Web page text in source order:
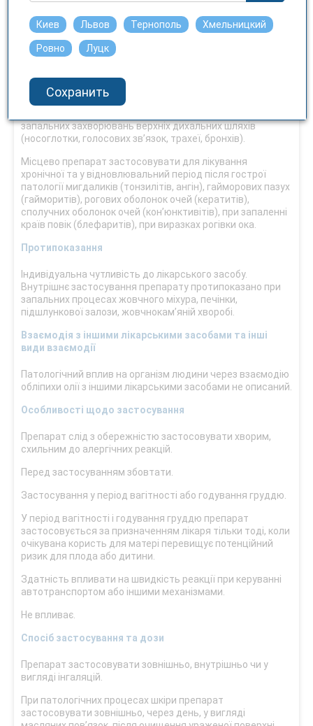
оболонок, гінекологічних захворювань (кольпітів,
ендоцервіцитів, ерозій шийки матки), проктологічної
патології (ерозивно-виразкових, атрофічних і інших
патологій прямої кишки, тріщин анусу, геморою).
патології стравоходу, виразкової хвороби шлунка й
дванадцятипалої кишки.
запальних захворювань верхніх дихальних шляхів
(носоглотки, голосових зв’язок, трахеї, бронхів).
Місцево препарат застосовувати для лікування
хронічної та у відновлювальний період після гострої
патології мигдаликів (тонзилітів, ангін), гайморових пазух
(гайморитів), рогових оболонок очей (кератитів),
сполучних оболонок очей (кон’юнктивітів), при запаленні
країв повік (блефаритів), при виразках рогівки ока.
Протипоказання
Індивідуальна чутливість до лікарського засобу.
Внутрішнє застосування препарату протипоказано при
запальних процесах жовчного міхура, печінки,
підшлункової залози, жовчнокам’яній хворобі.
Взаємодія з іншими лікарськими засобами та інші
види взаємодії
Патологічний вплив на організм людини через взаємодію
обліпихи олії з іншими лікарськими засобами не описаний.
Особливості щодо застосування
Препарат слід з обережністю застосовувати хворим,
схильним до алергічних реакцій.
Перед застосуванням збовтати.
Застосування у період вагітності або годування груддю.
У період вагітності і годування груддю препарат
застосовується за призначенням лікаря тільки тоді, коли
очікувана користь для матері перевищує потенційний
ризик для плода або дитини.
Здатність впливати на швидкість реакції при керуванні
автотранспортом або іншими механізмами.
Не впливає.
Спосіб застосування та дози
Препарат застосовувати зовнішньо, внутрішньо чи у
вигляді інгаляцій.
При патологічних процесах шкіри препарат
застосовувати зовнішньо, через день, у вигляді
Киев Львов Тернополь Хмельницкий
Ровно Луцк
Сохранить